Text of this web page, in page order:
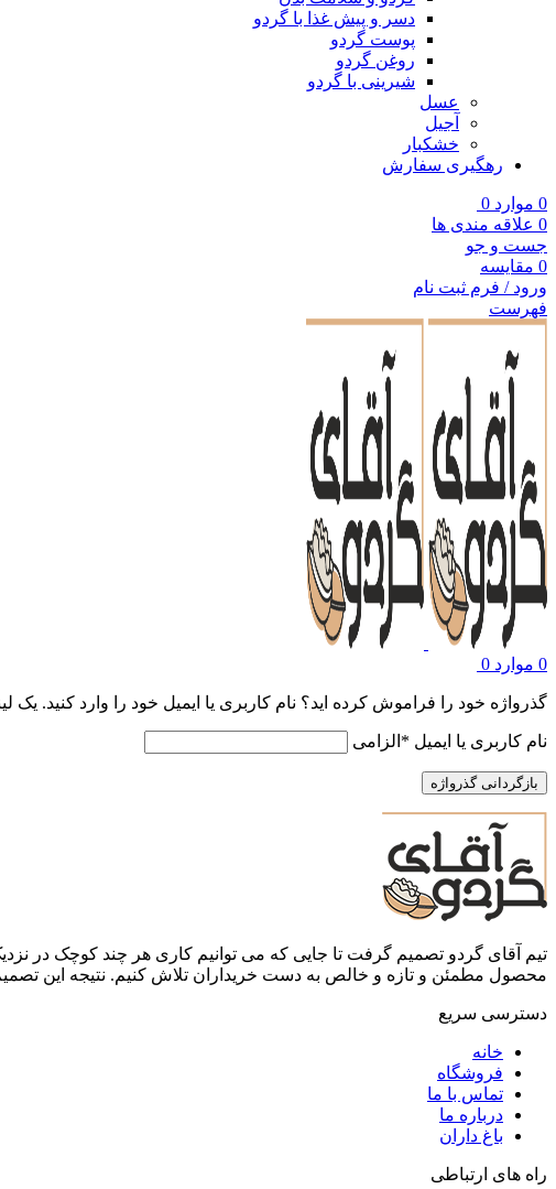
دسر و پیش غذا با گردو
پوست گردو
روغن گردو
شیرینی با گردو
عسل
آجیل
خشکبار
رهگیری سفارش
0 موارد 0
0 علاقه مندی ها
جست و جو
0 مقایسه
ورود / فرم ثبت نام
فهرست
0 موارد 0
گذرواژه خود را فراموش کرده اید؟ نام کاربری یا ایمیل خود را وارد کنید.
نام کاربری یا ایمیل * الزامی
بازگردانی گذرواژه
تیم آقای گردو تصمیم گرفت تا جایی که می توانیم کاری هر چند کوچک در
محصول مطمئن و تازه و خالص به دست خریداران تلاش کنیم. نتیجه این
دسترسی سریع
خانه
فروشگاه
تماس با ما
درباره ما
باغ داران
راه های ارتباطی